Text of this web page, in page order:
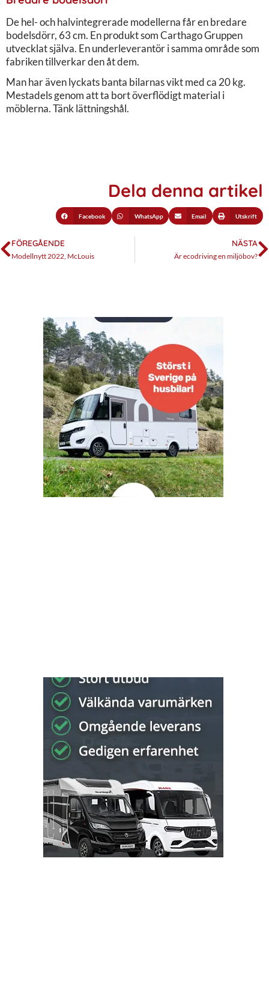
De hel- och halvintegrerade modellerna får en bredare
bodelsdörr, 63 cm. En produkt som Carthago Gruppen
utvecklat själva. En underleverantör i samma område som
fabriken tillverkar den åt dem.
Man har även lyckats banta bilarnas vikt med ca 20 kg.
Mestadels genom att ta bort överflödigt material i
möblerna. Tänk lättningshål.
Dela denna artikel
Facebook WhatsApp Email Utskrift
FÖREGÅENDE
Modellnytt 2022, McLouis
NÄSTA
Är ecodriving en miljöbov?